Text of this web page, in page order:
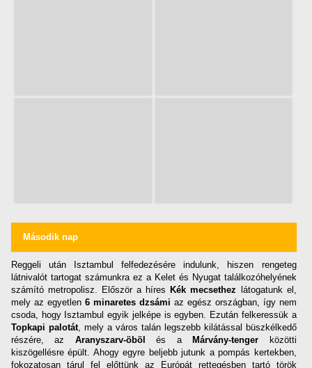
Második nap
Reggeli után Isztambul felfedezésére indulunk, hiszen rengeteg
látnivalót tartogat számunkra ez a Kelet és Nyugat találkozóhelyének
számító metropolisz. Először a híresKék mecsethez látogatunk el,
mely az egyetlen 6 minaretes dzsámi az egész országban, így nem
csoda, hogy Isztambul egyik jelképe is egyben. Ezután felkeressük a
Topkapi palotát, mely a város talán legszebb kilátással büszkélkedő
részére, az Aranyszarv-öböl és aMárvány-tenger közötti
kiszögellésre épült. Ahogy egyre beljebb jutunk a pompás kertekben,
fokozatosan tárul fel előttünk az Európát rettegésben tartó török